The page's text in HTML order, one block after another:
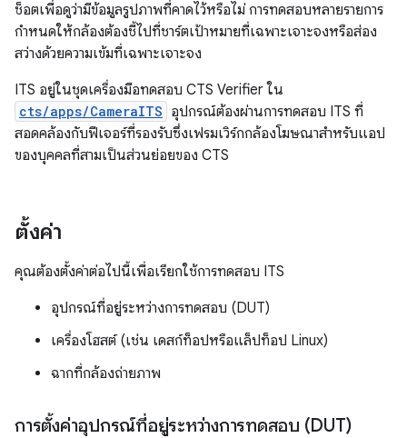
ช็อตเพื่อดูว่ามีข้อมูลรูปภาพที่คาดไว้หรือไม่ การทดสอบหลายรายการ
กำหนดให้กล้องต้องชี้ไปที่ชาร์ตเป้าหมายที่เฉพาะเจาะจงหรือส่อง
สว่างด้วยความเข้มที่เฉพาะเจาะจง
ITS อยู่ในชุดเครื่องมือทดสอบ CTS Verifier ใน
cts/apps/CameraITS อุปกรณ์ต้องผ่านการทดสอบ ITS ที่
สอดคล้องกับฟีเจอร์ที่รองรับซึ่งเฟรมเวิร์กกล้องโฆษณาสำหรับแอป
ของบุคคลที่สามเป็นส่วนย่อยของ CTS
ตั้งค่า
คุณต้องตั้งค่าต่อไปนี้เพื่อเรียกใช้การทดสอบ ITS
อุปกรณ์ที่อยู่ระหว่างการทดสอบ (DUT)
เครื่องโฮสต์ (เช่น เดสก์ท็อปหรือแล็ปท็อป Linux)
ฉากที่กล้องถ่ายภาพ
การตั้งค่าอุปกรณ์ที่อยู่ระหว่างการทดสอบ (DUT)